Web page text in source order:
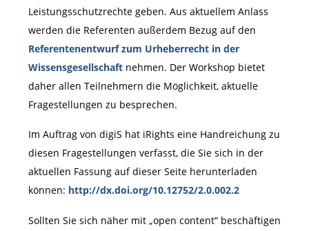
Leistungsschutzrechte geben. Aus aktuellem Anlass
werden die Referenten außerdem Bezug auf den
Referentenentwurf zum Urheberrecht in der
Wissensgesellschaftnehmen. Der Workshop bietet
daher allen Teilnehmern die Möglichkeit, aktuelle
Fragestellungen zu besprechen.
Im Auftrag von digiS hat iRights eine Handreichung zu
diesen Fragestellungen verfasst, die Sie sich in der
aktuellen Fassung auf dieser Seite herunterladen
können: http://dx.doi.org/10.12752/2.0.002.2
Sollten Sie sich näher mit „open content“ beschäftigen